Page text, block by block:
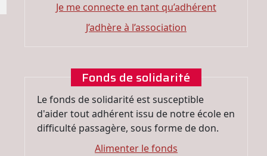
Je me connecte en tant qu’adhérent
J’adhère à l’association
Fonds de solidarité
Le fonds de solidarité est susceptible
d'aider tout adhérent issu de notre école en
difficulté passagère, sous forme de don.
Alimenter le fonds